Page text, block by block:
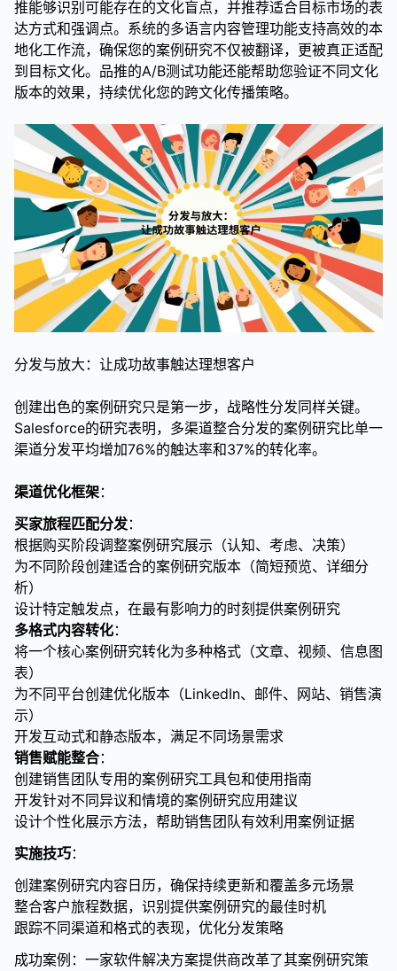
推能够识别可能存在的文化盲点，并推荐适合目标市场的表
达方式和强调点。系统的多语言内容管理功能支持高效的本
地化工作流，确保您的案例研究不仅被翻译，更被真正适配
到目标文化。品推的A/B测试功能还能帮助您验证不同文化
版本的效果，持续优化您的跨文化传播策略。
分发与放大：让成功故事触达理想客户
创建出色的案例研究只是第一步，战略性分发同样关键。
Salesforce的研究表明，多渠道整合分发的案例研究比单一
渠道分发平均增加76%的触达率和37%的转化率。
渠道优化框架：
买家旅程匹配分发：
根据购买阶段调整案例研究展示（认知、考虑、决策）
为不同阶段创建适合的案例研究版本（简短预览、详细分
析）
设计特定触发点，在最有影响力的时刻提供案例研究
多格式内容转化：
将一个核心案例研究转化为多种格式（文章、视频、信息图
表）
为不同平台创建优化版本（LinkedIn、邮件、网站、销售演
示）
开发互动式和静态版本，满足不同场景需求
销售赋能整合：
创建销售团队专用的案例研究工具包和使用指南
开发针对不同异议和情境的案例研究应用建议
设计个性化展示方法，帮助销售团队有效利用案例证据
实施技巧：
创建案例研究内容日历，确保持续更新和覆盖多元场景
整合客户旅程数据，识别提供案例研究的最佳时机
跟踪不同渠道和格式的表现，优化分发策略
成功案例：一家软件解决方案提供商改革了其案例研究策